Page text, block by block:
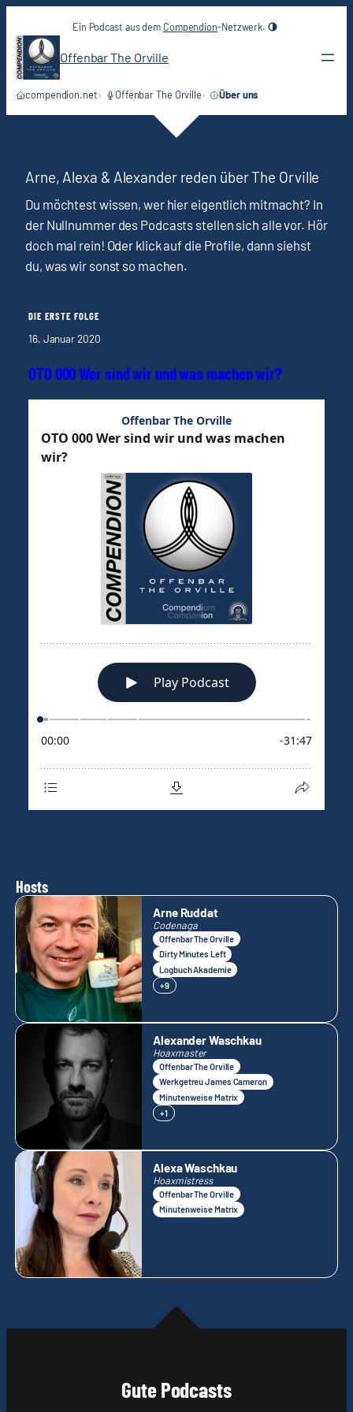
Inhalt
springen
Ein Podcast aus dem Compendion-Netzwerk.
Offenbar The Orville
compendion.net Offenbar The Orville Über uns
Ü
b
e
Arne, Alexa & Alexander reden über The Orville
Du möchtest wissen, wer hier eigentlich mitmacht? In
der Nullnummer des Podcasts stellen sich alle vor. Hör
doch mal rein! Oder klick auf die Profile, dann siehst
du, was wir sonst so machen.
DIE ERSTE FOLGE
16. Januar 2020
OTO 000 Wer sind wir und was machen wir?
Hosts
Arne Ruddat
Codenaga
Offenbar The Orville
Dirty Minutes Left
Logbuch Akademie
+9
Alexander Waschkau
Hoaxmaster
Offenbar The Orville
Werkgetreu James Cameron
Minutenweise Matrix
+1
Alexa Waschkau
Hoaxmistress
Offenbar The Orville
Minutenweise Matrix
Gute Podcasts